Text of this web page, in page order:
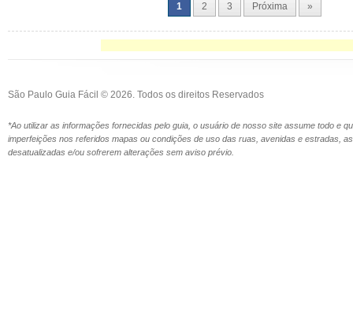
1 2 3 Próxima »
São Paulo Guia Fácil © 2026. Todos os direitos Reservados
*Ao utilizar as informações fornecidas pelo guia, o usuário de nosso site assume todo e
imperfeições nos referidos mapas ou condições de uso das ruas, avenidas e estradas,
desatualizadas e/ou sofrerem alterações sem aviso prévio.